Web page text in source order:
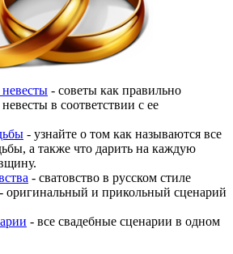
невесты - советы как правильно
в соответствии с ее
- узнайте о том как называются все
а также что дарить на каждую
- сватовство в русском стиле
- оригинальный и прикольный сценарий
- все свадебные сценарии в одном